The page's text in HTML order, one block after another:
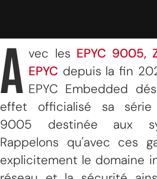
A vec les EPYC 9005,
EPYC depuis la fin
EPYC Embedded
effet officialisé sa série
9005 destinée aux
Rappelons qu'avec ces
explicitement le domaine